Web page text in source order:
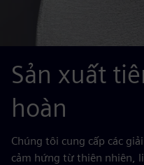
Sản xuất
hoàn
Chúng tôi cung cấp các
cảm hứng từ thiên nhiên,